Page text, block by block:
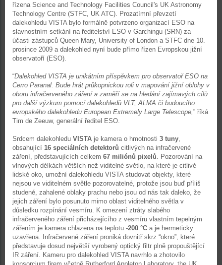
řízena Science and Technology Facilities Council's UK Astronomy
Technology Centre (STFC, UK ATC). Prozatímní převzetí
dalekohledu VISTA bylo formálně potvrzeno organizací ESO na
slavnostním setkání na ředitelství ESO v Garchingu (SRN) za
účasti zástupců Queen Mary, University of London a STFC dne 10.
prosince 2009 a dalekohled nyní bude přímo řízen Evropskou jižní
observatoří (ESO).
“Dalekohled VISTA je unikátním příspěvkem pro observatoř ESO na
Cerro Paranal. Bude hrát průkopnickou roli v mapování jižní oblohy v
oboru infračerveného záření a zaměří se na hledání zajímavých cílů
pro další výzkum pomocí dalekohledů VLT, ALMA či budoucího
evropského dalekohledu European Extremely Large Telescope,” říká
Tim de Zeeuw, generální ředitel ESO.
Srdcem dalekohledu VISTA je kamera o hmotnosti 3 tuny,
obsahující 16 speciálních detektorů citlivých na infračervené
záření, představujících celkem 67 miliónů pixelů. Pozorování na
vlnových délkách větších než viditelné světlo, na které je citlivé
lidské oko, umožní dalekohledu VISTA studovat objekty, které
nejsou ve viditelném světle pozorovatelné, protože jsou buď příliš
studené, zahalené oblaky prachu nebo jsou od nás tak daleko, že
jejich záření bylo posunuto mimo oblast viditelného světla v
důsledku rozpínání vesmíru. K omezení ztráty slabého
infračerveného záření přicházejícího z vesmíru vlastním tepelným
zářením je kamera chlazena na teplotu -200 °C a je hermeticky
uzavřena. Infračervené záření proniká dovnitř skrz “okno”, které
představuje dosud největší vyrobený optický filtr plně propouštějící
IR záření. Kameru pro dalekohled VISTA navrhlo a zhotovilo